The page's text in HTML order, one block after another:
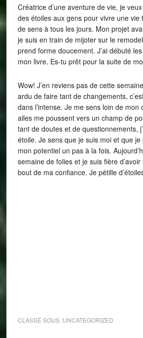
Créatrice d’une aventure de vie, je
des étoiles aux gens pour vivre une vie
de sens à tous les jours. Mon projet
je suis en train de mijoter sur le
prend forme doucement. J’ai débuté
mon livre. Es-tu prêt pour la suite de
Wow! J’en reviens pas de cette
ardu de faire tant de changements,
dans l’intense. Je me sens loin de mon
ailes me poussent vers un champ de
tant de doutes et de questionnements,
étoile. Je sens que je suis moi et que
mon potentiel un pas à la fois.
semaine de folies et je suis fière
bout de ma confiance. Je pétille
CLASSÉ SOUS :UNCATEGORIZED